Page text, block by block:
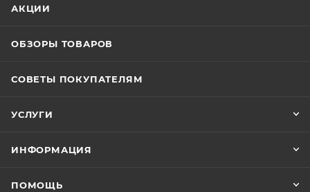
АКЦИИ
ОБЗОРЫ ТОВАРОВ
СОВЕТЫ ПОКУПАТЕЛЯМ
УСЛУГИ
ИНФОРМАЦИЯ
ПОМОЩЬ